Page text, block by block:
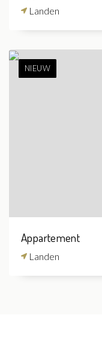
Landen
NIEUW
Appartement
Landen